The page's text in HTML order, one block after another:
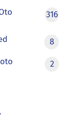
316
8
2